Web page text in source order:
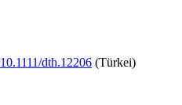
dth.12206 (Türkei)